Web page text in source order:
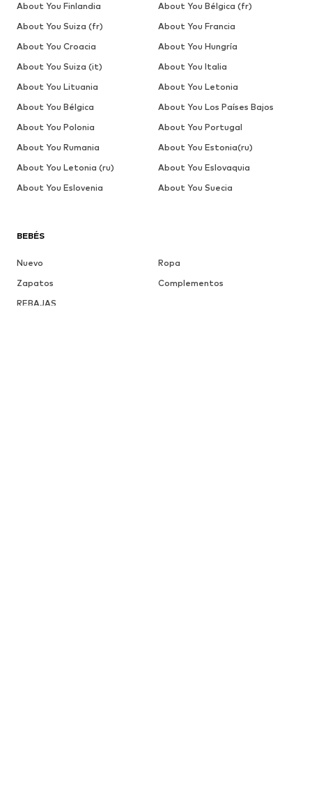
BEBÉS
Nuevo
Ropa
Zapatos
Complementos
REBAJAS
About You Finlandia
About You Bélgica (fr)
About You Suiza (fr)
About You Francia
About You Croacia
About You Hungría
About You Suiza (it)
About You Italia
About You Lituania
About You Letonia
About You Bélgica
About You Los Países Bajos
About You Polonia
About You Portugal
About You Rumania
About You Estonia(ru)
About You Letonia (ru)
About You Eslovaquia
About You Eslovenia
About You Suecia